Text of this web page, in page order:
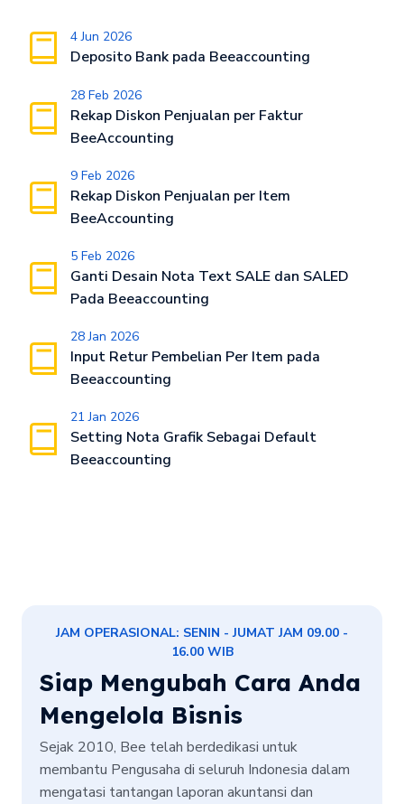
4 Jun 2026
Deposito Bank pada Beeaccounting
28 Feb 2026
Rekap Diskon Penjualan per Faktur
BeeAccounting
9 Feb 2026
Rekap Diskon Penjualan per Item
BeeAccounting
5 Feb 2026
Ganti Desain Nota Text SALE dan SALED
Pada Beeaccounting
28 Jan 2026
Input Retur Pembelian Per Item pada
Beeaccounting
21 Jan 2026
Setting Nota Grafik Sebagai Default
Beeaccounting
JAM OPERASIONAL: SENIN - JUMAT JAM 09.00 -
16.00 WIB
Siap Mengubah Cara Anda
Mengelola Bisnis
Sejak 2010, Bee telah berdedikasi untuk
membantu Pengusaha di seluruh Indonesia dalam
mengatasi tantangan laporan akuntansi dan